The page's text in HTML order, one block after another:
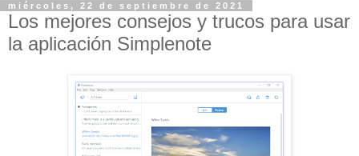
miércoles, 22 de septiembre de 2021
Los mejores consejos y trucos para usar
la aplicación Simplenote